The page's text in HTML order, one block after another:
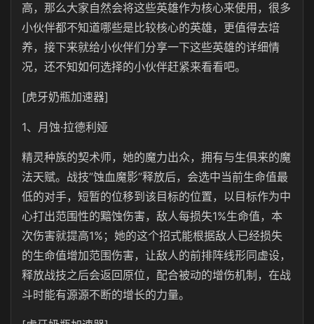
高，那么大家自然会将这些英雄作为核心来使用，很多
小伙伴都不知道哪些是比较核心的英雄，更值得去培
养，接下来就给小伙伴们分享一下这些英雄的详细情
况，还不知如何选择的小伙伴赶紧来看看吧。
[虎牙奶瓶加速器]
1、月蚀·拉德利娅
精灵种族的契术师，她的魔力出众，拥有与生俱来的魔
法天赋。战技”蚀血魔影”释放后，会选中当前生命值最
低的对手，短暂的位移到该目标的位置，以目标作为中
心打出范围性的黯蚀伤害，敌人每损失1%生命值，本
次伤害就提高1%；她的这个招式能根据敌人已经损失
的生命值增加范围伤害，让敌人的前排阵线形同虚设，
释放战技之后会返回原位，配合被动的增伤机制，在战
斗时能有源源不断的增长的力量。